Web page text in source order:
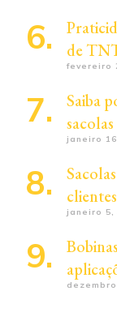
de
fevereiro
Saiba
janeiro
clientes
janeiro 5,